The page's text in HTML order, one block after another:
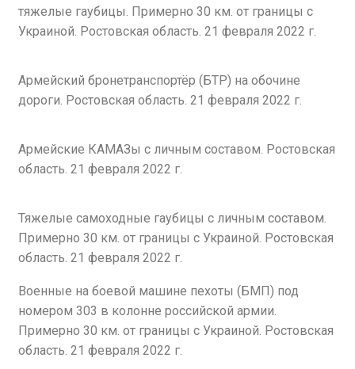
тяжелые гаубицы. Примерно 30 км. от границы с
Украиной. Ростовская область. 21 февраля 2022 г.
Армейский бронетранспортёр (БТР) на обочине
дороги. Ростовская область. 21 февраля 2022 г.
Армейские КАМАЗы с личным составом. Ростовская
область. 21 февраля 2022 г.
Тяжелые самоходные гаубицы с личным составом.
Примерно 30 км. от границы с Украиной. Ростовская
область. 21 февраля 2022 г.
Военные на боевой машине пехоты (БМП) под
номером 303 в колонне российской армии.
Примерно 30 км. от границы с Украиной. Ростовская
область. 21 февраля 2022 г.